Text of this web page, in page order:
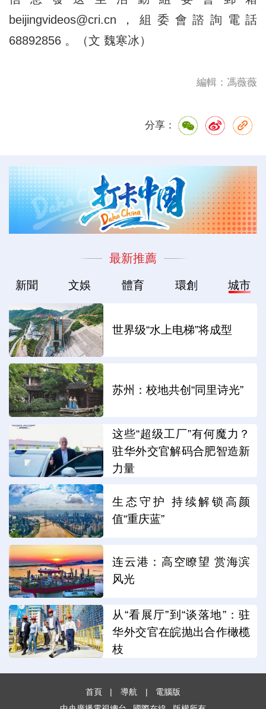
beijingvideos@cri.cn，組委會諮詢電話
68892856 。（文 魏寒冰）
編輯：馮薇薇
分享：
最新推薦
新聞 文娛 體育 環創 城市
世界级“水上电梯”将成型
苏州：校地共创“同里诗光”
这些“超级工厂”有何魔力？
驻华外交官解码合肥智造新
力量
生态守护 持续解锁高颜
值“重庆蓝”
连云港：高空瞭望 赏海滨
风光
从“看展厅”到“谈落地”：驻
华外交官在皖抛出合作橄榄
枝
首頁 | 導航 |
電腦版